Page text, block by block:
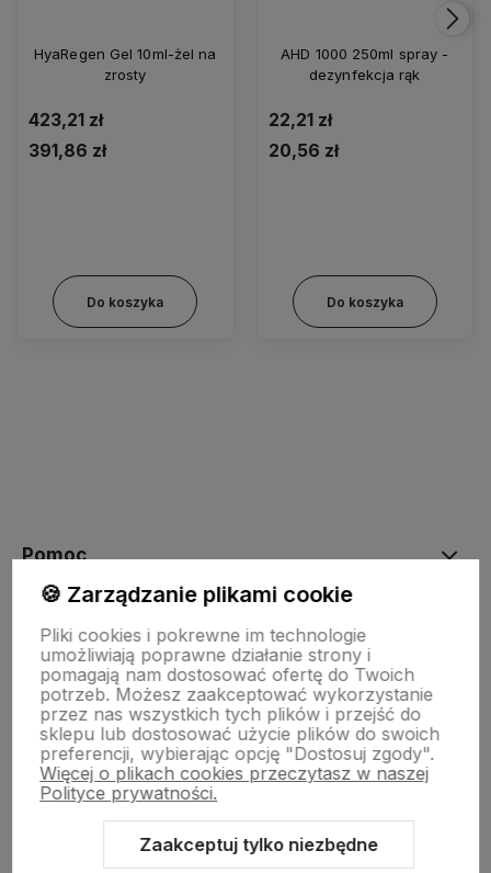
HyaRegen Gel 10ml-żel na
zrosty
423,21 zł
391,86 zł
Do koszyka
AHD 1000 250ml spray -
dezynfekcja rąk
22,21 zł
20,56 zł
Do koszyka
Pomoc
Moje konto
Płatności i dostawa
Informacje
🍪 Zarządzanie plikami cookie
Pliki cookies i pokrewne im technologie
umożliwiają poprawne działanie strony i
pomagają nam dostosować ofertę do Twoich
potrzeb. Możesz zaakceptować wykorzystanie
przez nas wszystkich tych plików i przejść do
sklepu lub dostosować użycie plików do swoich
preferencji, wybierając opcję "Dostosuj zgody".
Więcej o plikach cookies przeczytasz w naszej
Polityce prywatności.
Zaakceptuj tylko niezbędne